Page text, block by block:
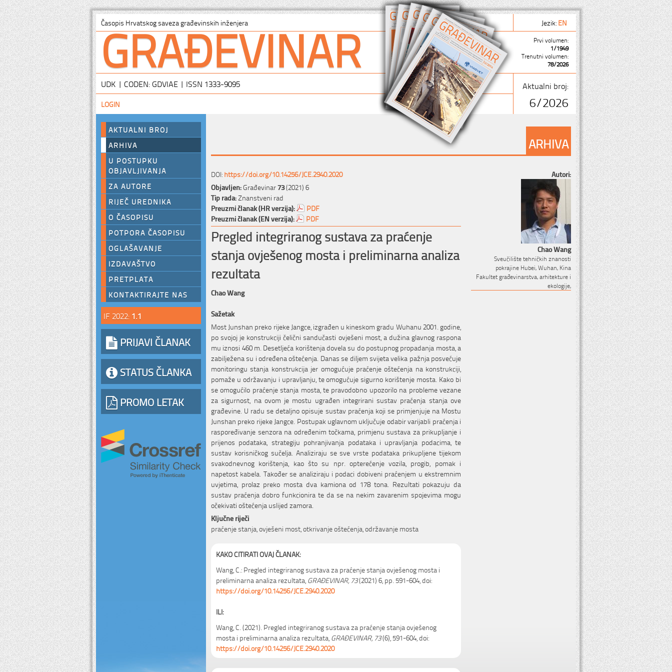
Časopis Hrvatskog saveza građevinskih inženjera Jezik:EN
GRAĐEVINAR
Prvi volumen:
1/1949
Trenutni volumen:
78/2026
UDK | CODEN: GDVIAE | ISSN 1333-9095 Aktualni broj:
6/2026
LOGIN
AKTUALNI BROJ
ARHIVA
U POSTUPKU
OBJAVLJIVANJA
ZA AUTORE
RIJEČ UREDNIKA
O ČASOPISU
POTPORA ČASOPISU
OGLAŠAVANJE
IZDAVAŠTVO
PRETPLATA
KONTAKTIRAJTE NAS
IF 2022: 1.1
PRIJAVI ČLANAK
STATUS ČLANKA
PROMO LETAK
ARHIVA
DOI:https://doi.org/10.14256/JCE.2940.2020
Objavljen:Građevinar73(2021) 6
Tip rada:Znanstveni rad
Preuzmi članak (HR verzija):
PDF
Preuzmi članak (EN verzija):
PDF
Pregled integriranog sustava za praćenje
stanja ovješenog mosta i preliminarna analiza
rezultata
Chao Wang
Sažetak
Most Junshan preko rijeke Jangce, izgrađen u kineskom gradu Wuhanu 2001. godine,
po svojoj je konstrukciji čelični sandučasti ovješeni most, a dužina glavnog raspona
mu iznosi 460 m. Desetljeća korištenja dovela su do postupnog propadanja mosta, a
zabilježena su i određena oštećenja. Danas se diljem svijeta velika pažnja posvećuje
monitoringu stanja konstrukcija jer omogućuje praćenje oštećenja na konstrukciji,
pomaže u održavanju i upravljanju, te omogućuje sigurno korištenje mosta. Kako bi
se omogućilo praćenje stanja mosta, te pravodobno upozorilo na probleme vezane
za sigurnost, na ovom je mostu ugrađen integrirani sustav praćenja stanja ove
građevine. U radu se detaljno opisuje sustav praćenja koji se primjenjuje na Mostu
Junshan preko rijeke Jangce. Postupak uglavnom uključuje odabir varijabli praćenja i
raspoređivanje senzora na određenim točkama, primjenu sustava za prikupljanje i
prijenos podataka, strategiju pohranjivanja podataka i upravljanja podacima, te
sustav korisničkog sučelja. Analiziraju se sve vrste podataka prikupljene tijekom
svakodnevnog korištenja, kao što su npr. opterećenje vozila, progib, pomak i
napetost kabela. Također se analiziraju i podaci dobiveni praćenjem u ekstremnim
uvjetima, prolaz preko mosta dva kamiona od 178 tona. Rezultati pokazuju da
sustav praćenja dobro funkcionira te da se na nekim zavarenim spojevima mogu
očekivati oštećenja uslijed zamora.
Ključne riječi
praćenje stanja, ovješeni most, otkrivanje oštećenja, održavanje mosta
KAKO CITIRATI OVAJ ČLANAK:
Wang, C.: Pregled integriranog sustava za praćenje stanja ovješenog mosta i
preliminarna analiza rezultata, GRAĐEVINAR, 73(2021) 6, pp. 591-604, doi:
https://doi.org/10.14256/JCE.2940.2020
ILI:
Wang, C. (2021). Pregled integriranog sustava za praćenje stanja ovješenog
mosta i preliminarna analiza rezultata, GRAĐEVINAR, 73(6), 591-604, doi:
https://doi.org/10.14256/JCE.2940.2020
Autori:
Chao Wang
Sveučilište tehničkih znanosti
pokrajine Hubei, Wuhan, Kina
Fakultet građevinarstva, arhitekture i
ekologije,